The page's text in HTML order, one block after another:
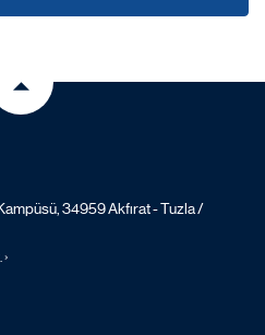
34959 Akfırat - Tuzla /